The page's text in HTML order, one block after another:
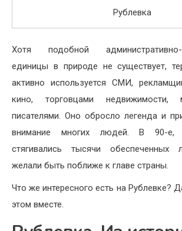
Рублевка
Хотя подобной административно-
единицы в природе не существует,
активно используется СМИ,
кино, торговцами недвижимости,
писателями. Оно обросло легенда и
внимание многих людей. В 90-е,
стягивались тысячи обеспеченных
желали быть поближе к главе страны.
Что же интересного есть на Рублевке?
этом вместе.